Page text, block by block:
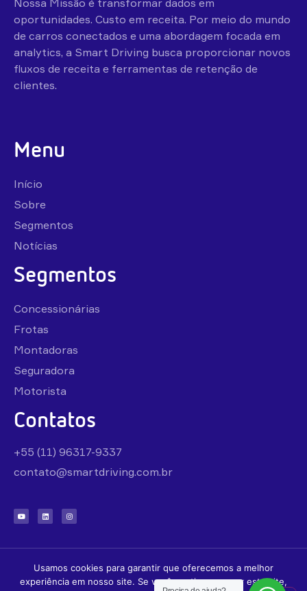
Nossa Missão é transformar dados em
oportunidades. Custo em receita. Por meio do mundo
de carros conectados e uma abordagem focada em
analytics, a Smart Driving busca proporcionar novos
fluxos de receita e ferramentas de retenção de
clientes.
Menu
Início
Sobre
Segmentos
Notícias
Segmentos
Concessionárias
Frotas
Montadoras
Seguradora
Motorista
Contatos
+55 (11) 96317-9337
contato@smartdriving.com.br
Todos os direitos reservados.
Usamos cookies para garantir que oferecemos a melhor
experiência em nosso site. Se você continuar a usar este site,